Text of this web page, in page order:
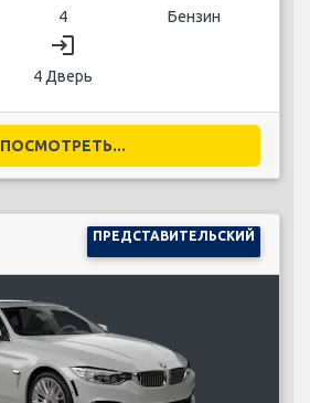
4 Бензин
login
4 Дверь
ПОСМОТРЕТЬ...
ПРЕДСТАВИТЕЛЬСКИЙ